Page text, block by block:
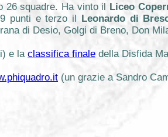
26 squadre. Ha vinto il Liceo
punti e terzo il Leonardo di
di Desio, Golgi di Breno, Don
e la classifica finale della Disfida
(un grazie a Sandro